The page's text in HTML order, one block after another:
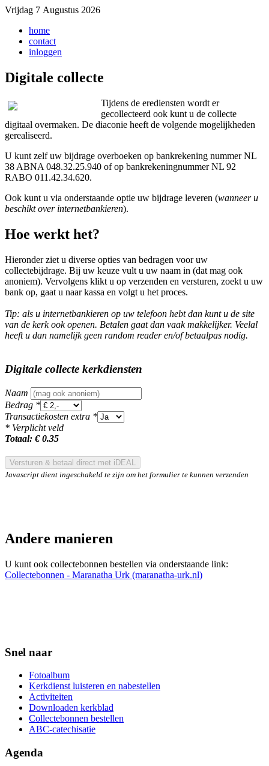
Vrijdag 7 Augustus 2026
home
contact
inloggen
Digitale collecte
Tijdens de erediensten wordt er
gecollecteerd ook kunt u de collecte
digitaal overmaken. De diaconie heeft de volgende mogelijkheden
gerealiseerd.
U kunt zelf uw bijdrage overboeken op bankrekening nummer NL
38 ABNA 048.32.25.940 of op bankrekeningnummer NL 92
RABO 011.42.34.620.
Ook kunt u via onderstaande optie uw bijdrage leveren (wanneer u
beschikt over internetbankieren).
Hoe werkt het?
Hieronder ziet u diverse opties van bedragen voor uw
collectebijdrage. Bij uw keuze vult u uw naam in (dat mag ook
anoniem). Vervolgens klikt u op verzenden en versturen, zoekt u uw
bank op, gaat u naar kassa en volgt u het proces.
Tip: als u internetbankieren op uw telefoon hebt dan kunt u de site
van de kerk ook openen. Betalen gaat dan vaak makkelijker. Veelal
heeft u dan namelijk geen random reader en/of betaalpas nodig.
Digitale collecte kerkdiensten
Naam
Bedrag *
Transactiekosten extra *
* Verplicht veld
Totaal: €0.35
Versturen & betaal direct met iDEAL
Javascript dient ingeschakeld te zijn om het formulier te kunnen verzenden
Andere manieren
U kunt ook collectebonnen bestellen via onderstaande link:
Collectebonnen - Maranatha Urk (maranatha-urk.nl)
Snel naar
Fotoalbum
Kerkdienst luisteren en nabestellen
Activiteiten
Downloaden kerkblad
Collectebonnen bestellen
ABC-catechisatie
Agenda